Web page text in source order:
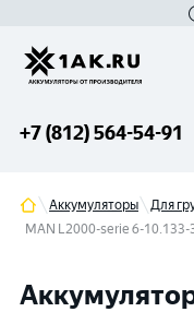
+7 (812) 564-54-91
Аккумуляторы Для
MAN L2000-serie 6-10.133-
Гатчина